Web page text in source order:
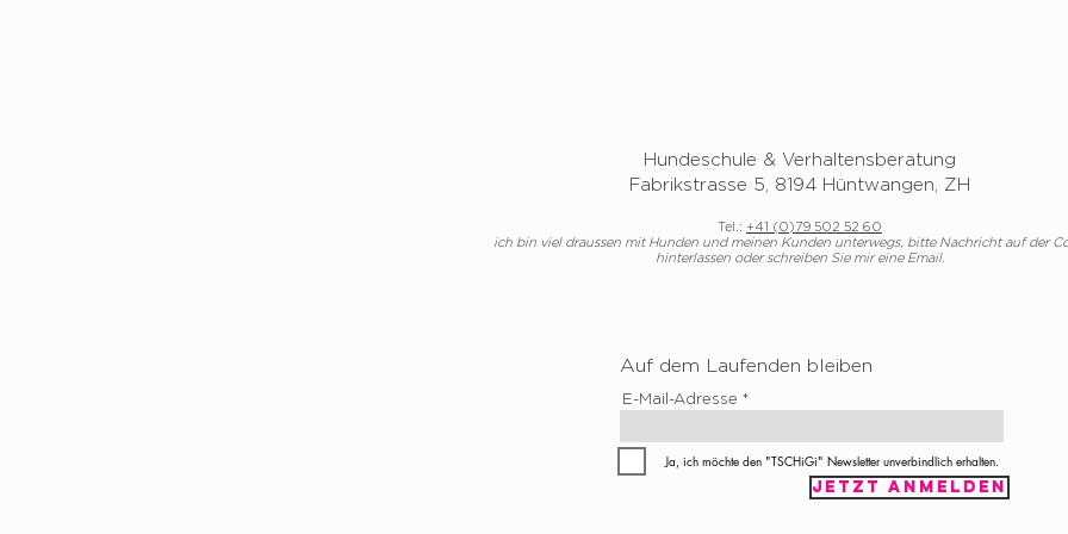
Hundeschule & Verhaltensberatung
Fabrikstrasse 5, 8194 Hüntwangen, ZH
Tel.: +41 (0)79 502 52 60
ich bin viel draussen mit Hunden und meinen Kunden unterwegs, bitte Nachricht auf der
hinterlassen oder schreiben Sie mir eine Email.
Auf dem Laufenden bleiben
E-Mail-Adresse
Ja, ich möchte den "TSCHiGi" Newsletter unverbindlich erhalten.
Jetzt anmelden